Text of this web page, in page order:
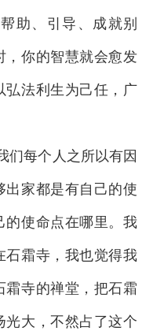
助、引导、成就别
，你的智慧就会愈发
弘法利生为己任，广
们每个人之所以有因
出家都是有自己的使
的使命点在哪里。我
石霜寺，我也觉得我
霜寺的禅堂，把石霜
光大，不然占了这个